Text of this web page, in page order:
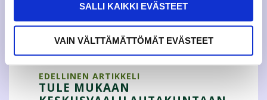
SALLI KAIKKI EVÄSTEET
VAIN VÄLTTÄMÄTTÖMÄT EVÄSTEET
Tweet
EDELLINEN ARTIKKELI
TULE MUKAAN